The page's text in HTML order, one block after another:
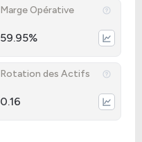
Marge Opérative
59.95%
Rotation des Actifs
0.16